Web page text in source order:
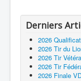
Derniers
2026
2026 Tir du
2026 Tir
2026 Tir
2026 Finale